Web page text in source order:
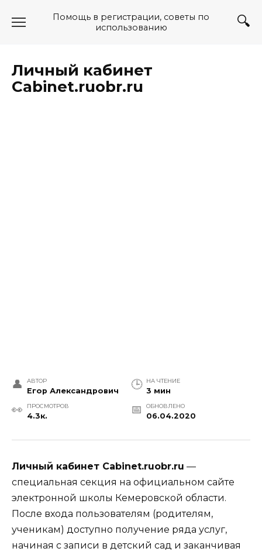
Помощь в регистрации, советы по
использованию
Личный кабинет
Cabinet.ruobr.ru
АВТОР
Егор Александрович
НА ЧТЕНИЕ
3 мин
ПРОСМОТРОВ
4.3к.
ОБНОВЛЕНО
06.04.2020
Личный кабинет Cabinet.ruobr.ru —
специальная секция на официальном сайте
электронной школы Кемеровской области.
После входа пользователям (родителям,
ученикам) доступно получение ряда услуг,
начиная с записи в детский сад и заканчивая